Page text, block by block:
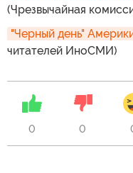
(Чрезвычайная
"Черный день"
читателей ИноСМИ)
0 0